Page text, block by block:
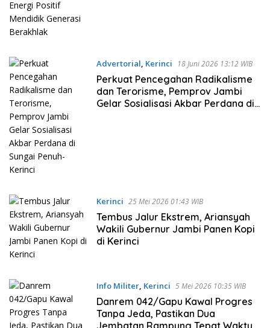
Advertorial, Kerinci 18 Juni 2026 13:12 WIB
Perkuat Pencegahan Radikalisme
dan Terorisme, Pemprov Jambi
Gelar Sosialisasi Akbar Perdana di
Kerinci 25 Mei 2026 01:43 WIB
Tembus Jalur Ekstrem, Ariansyah
Wakili Gubernur Jambi Panen Kopi
di Kerinci
Info Militer, Kerinci 5 Mei 2026 10:35 WIB
Danrem 042/Gapu Kawal Progres
Tanpa Jeda, Pastikan Dua